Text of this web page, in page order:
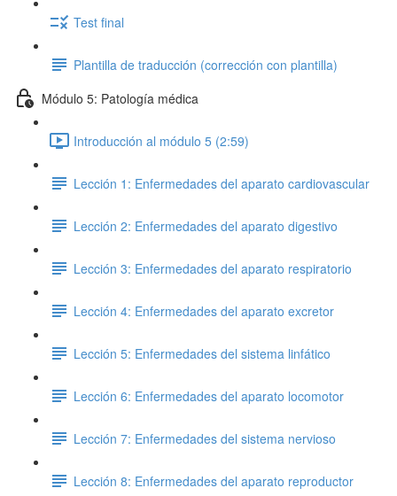
Test final
Plantilla de traducción (corrección con plantilla)
Módulo 5: Patología médica
Introducción al módulo 5 (2:59)
Lección 1: Enfermedades del aparato cardiovascular
Lección 2: Enfermedades del aparato digestivo
Lección 3: Enfermedades del aparato respiratorio
Lección 4: Enfermedades del aparato excretor
Lección 5: Enfermedades del sistema linfático
Lección 6: Enfermedades del aparato locomotor
Lección 7: Enfermedades del sistema nervioso
Lección 8: Enfermedades del aparato reproductor